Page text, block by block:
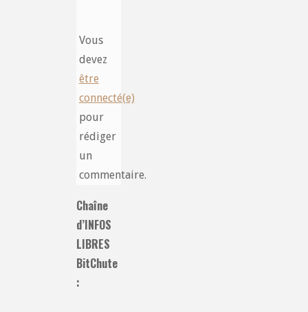
Vous
devez
être
connecté(e)
pour
rédiger
un
commentaire.
Chaîne
d’INFOS
LIBRES
BitChute
: